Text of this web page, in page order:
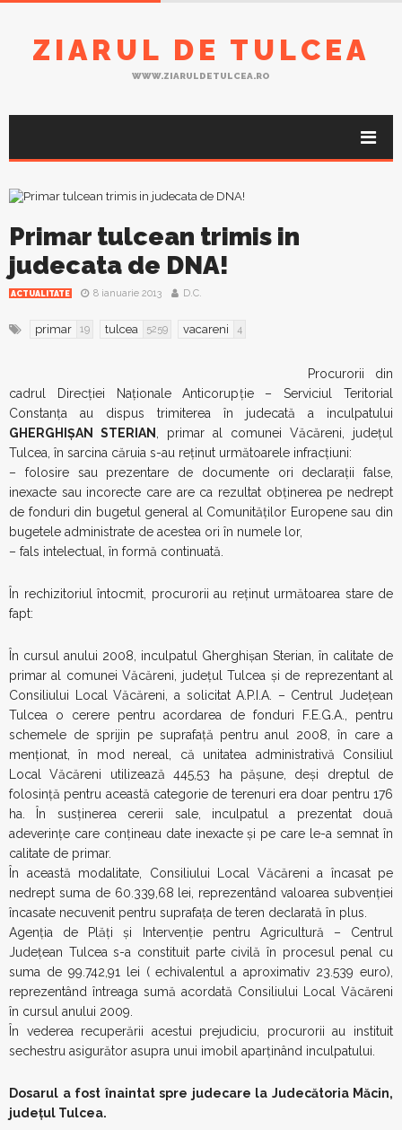
ZIARUL DE TULCEA
WWW.ZIARULDETULCEA.RO
Primar tulcean trimis in
judecata de DNA!
ACTUALITATE 8 ianuarie 2013 D.C.
primar 19 tulcea 5259 vacareni 4
Procurorii din
cadrul Direcției Naționale Anticorupție – Serviciul Teritorial
Constanța au dispus trimiterea în judecată a inculpatului
GHERGHIȘAN STERIAN
, primar al comunei Văcăreni, județul
Tulcea, în sarcina căruia s-au reținut următoarele infracțiuni:
– folosire sau prezentare de documente ori declarații false,
inexacte sau incorecte care are ca rezultat obținerea pe nedrept
de fonduri din bugetul general al Comunităților Europene sau din
bugetele administrate de acestea ori în numele lor,
– fals intelectual, în formă continuată.
În rechizitoriul întocmit, procurorii au reținut următoarea stare de
fapt:
În cursul anului 2008, inculpatul Gherghișan Sterian, în calitate de
primar al comunei Văcăreni, județul Tulcea și de reprezentant al
Consiliului Local Văcăreni, a solicitat A.P.I.A. – Centrul Județean
Tulcea o cerere pentru acordarea de fonduri F.E.G.A., pentru
schemele de sprijin pe suprafață pentru anul 2008, în care a
menționat, în mod nereal, că unitatea administrativă Consiliul
Local Văcăreni utilizează 445,53 ha pășune, deși dreptul de
folosință pentru această categorie de terenuri era doar pentru 176
ha. În susținerea cererii sale, inculpatul a prezentat două
adeverințe care conțineau date inexacte și pe care le-a semnat în
calitate de primar.
În această modalitate, Consiliului Local Văcăreni a încasat pe
nedrept suma de 60.339,68 lei, reprezentând valoarea subvenției
încasate necuvenit pentru suprafața de teren declarată în plus.
Agenția de Plăți și Intervenție pentru Agricultură – Centrul
Județean Tulcea s-a constituit parte civilă în procesul penal cu
suma de 99.742,91 lei ( echivalentul a aproximativ 23.539 euro),
reprezentând întreaga sumă acordată Consiliului Local Văcăreni
în cursul anului 2009.
În vederea recuperării acestui prejudiciu, procurorii au instituit
sechestru asigurător asupra unui imobil aparținând inculpatului.
Dosarul a fost înaintat spre judecare la Judecătoria Măcin,
județul Tulcea.